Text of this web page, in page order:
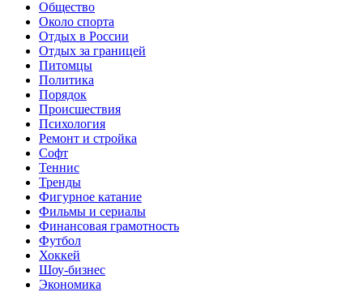
Общество
Около спорта
Отдых в России
Отдых за границей
Питомцы
Политика
Порядок
Происшествия
Психология
Ремонт и стройка
Софт
Теннис
Тренды
Фигурное катание
Фильмы и сериалы
Финансовая грамотность
Футбол
Хоккей
Шоу-бизнес
Экономика